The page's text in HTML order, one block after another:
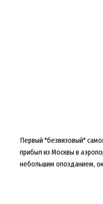
Первый "безвизовый"
прибыл из Москвы в
небольшим опозданием,